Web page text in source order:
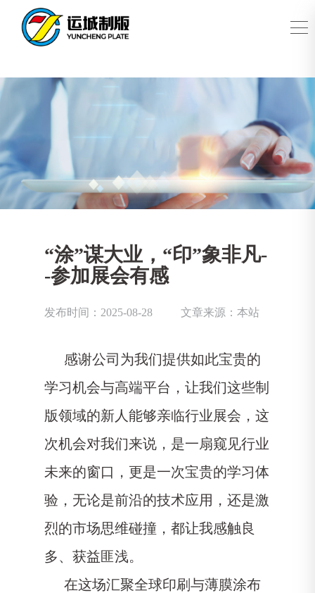
“涂”谋大业，“印”象非凡-
-参加展会有感
发布时间：2025-08-28 文章来源：本站
感谢公司为我们提供如此宝贵的
学习机会与高端平台，让我们这些制
版领域的新人能够亲临行业展会，这
次机会对我们来说，是一扇窥见行业
未来的窗口，更是一次宝贵的学习体
验，无论是前沿的技术应用，还是激
烈的市场思维碰撞，都让我感触良
多、获益匪浅。
在这场汇聚全球印刷与薄膜涂布